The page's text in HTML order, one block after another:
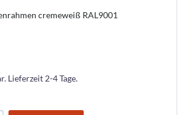
cremeweiß RAL9001
Lieferzeit 2-4 Tage.